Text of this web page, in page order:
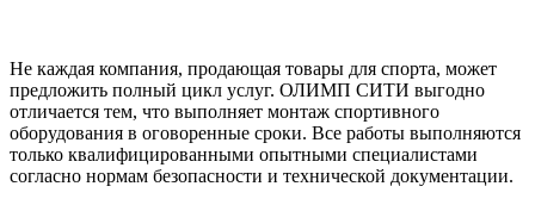
Не каждая компания, продающая товары для спорта, может
предложить полный цикл услуг. ОЛИМП СИТИ выгодно
отличается тем, что выполняет монтаж спортивного
оборудования в оговоренные сроки. Все работы выполняются
только квалифицированными опытными специалистами
согласно нормам безопасности и технической документации.